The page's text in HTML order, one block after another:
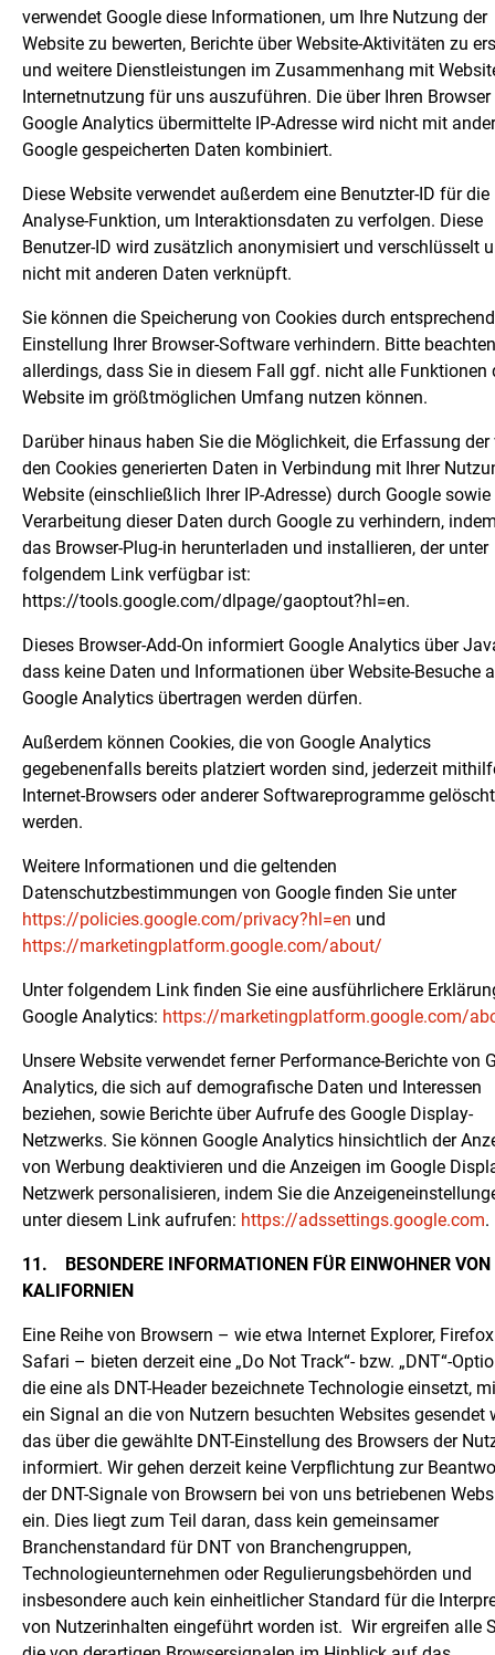
verwendet Google diese Informationen, um Ihre Nutzung der
Website zu bewerten, Berichte über Website-Aktivitäten zu
und weitere Dienstleistungen im Zusammenhang mit
Internetnutzung für uns auszuführen. Die über Ihren Browser
Google Analytics übermittelte IP-Adresse wird nicht mit
Google gespeicherten Daten kombiniert.
Diese Website verwendet außerdem eine Benutzter-ID für die
Analyse-Funktion, um Interaktionsdaten zu verfolgen. Diese
Benutzer-ID wird zusätzlich anonymisiert und verschlüsselt
nicht mit anderen Daten verknüpft.
Sie können die Speicherung von Cookies durch
Einstellung Ihrer Browser-Software verhindern. Bitte
allerdings, dass Sie in diesem Fall ggf. nicht alle Funktionen
Website im größtmöglichen Umfang nutzen können.
Darüber hinaus haben Sie die Möglichkeit, die Erfassung der
den Cookies generierten Daten in Verbindung mit Ihrer
Website (einschließlich Ihrer IP-Adresse) durch Google sowie
Verarbeitung dieser Daten durch Google zu verhindern,
das Browser-Plug-in herunterladen und installieren, der unter
folgendem Link verfügbar ist:
https://tools.google.com/dlpage/gaoptout?hl=en.
Dieses Browser-Add-On informiert Google Analytics über
dass keine Daten und Informationen über Website-Besuche
Google Analytics übertragen werden dürfen.
Außerdem können Cookies, die von Google Analytics
gegebenenfalls bereits platziert worden sind, jederzeit
Internet-Browsers oder anderer Softwareprogramme gelöscht
werden.
Weitere Informationen und die geltenden
Datenschutzbestimmungen von Google finden Sie unter
https://policies.google.com/privacy?hl=en und
https://marketingplatform.google.com/about/
Unter folgendem Link finden Sie eine ausführlichere
Google Analytics: https://marketingplatform.google.com/
Unsere Website verwendet ferner Performance-Berichte von
Analytics, die sich auf demografische Daten und Interessen
beziehen, sowie Berichte über Aufrufe des Google Display-
Netzwerks. Sie können Google Analytics hinsichtlich der
von Werbung deaktivieren und die Anzeigen im Google
Netzwerk personalisieren, indem Sie die
unter diesem Link aufrufen: https://adssettings.google.com.
11.
BESONDERE INFORMATIONEN FÜR EINWOHNER VON
KALIFORNIEN
Eine Reihe von Browsern – wie etwa Internet Explorer,
Safari – bieten derzeit eine „Do Not Track“- bzw. „DNT“-
die eine als DNT-Header bezeichnete Technologie einsetzt,
ein Signal an die von Nutzern besuchten Websites gesendet
das über die gewählte DNT-Einstellung des Browsers der
informiert. Wir gehen derzeit keine Verpflichtung zur
der DNT-Signale von Browsern bei von uns betriebenen
ein. Dies liegt zum Teil daran, dass kein gemeinsamer
Branchenstandard für DNT von Branchengruppen,
Technologieunternehmen oder Regulierungsbehörden und
insbesondere auch kein einheitlicher Standard für die
von Nutzerinhalten eingeführt worden ist. Wir ergreifen alle